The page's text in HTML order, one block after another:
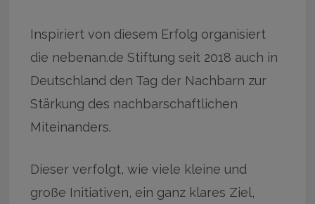
Inspiriert von diesem Erfolg organisiert
die nebenan.de Stiftung seit 2018 auch in
Deutschland den Tag der Nachbarn zur
Stärkung des nachbarschaftlichen
Miteinanders.
Dieser verfolgt, wie viele kleine und
große Initiativen, ein ganz klares Ziel,